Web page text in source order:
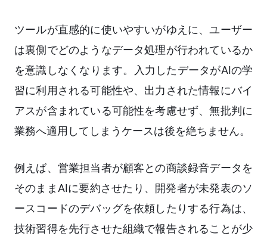
ツールが直感的に使いやすいがゆえに、ユーザー
は裏側でどのようなデータ処理が行われているか
を意識しなくなります。入力したデータがAIの学
習に利用される可能性や、出力された情報にバイ
アスが含まれている可能性を考慮せず、無批判に
業務へ適用してしまうケースは後を絶ちません。
例えば、営業担当者が顧客との商談録音データを
そのままAIに要約させたり、開発者が未発表のソ
ースコードのデバッグを依頼したりする行為は、
技術習得を先行させた組織で報告されることが少